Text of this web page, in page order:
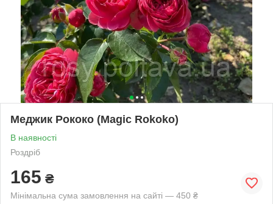
Меджик Рококо (Magic Rokoko)
В наявності
Роздріб
165 ₴
Мінімальна сума замовлення на сайті — 450 ₴